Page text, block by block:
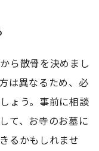
ら散骨を決めまし
は異なるため、必
ょう。事前に相談
て、お寺のお墓に
るかもしれませ